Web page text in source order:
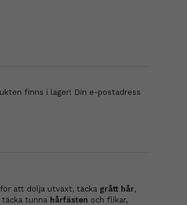
finns i lager! Din e-postadress
att dölja utväxt, täcka grått hår,
tunna hårfästen och flikar,